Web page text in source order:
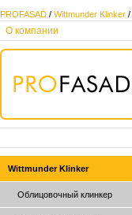
PROFASAD / Wittmunder Klinker /
О компании
Wittmunder Klinker
Облицовочный клинкер